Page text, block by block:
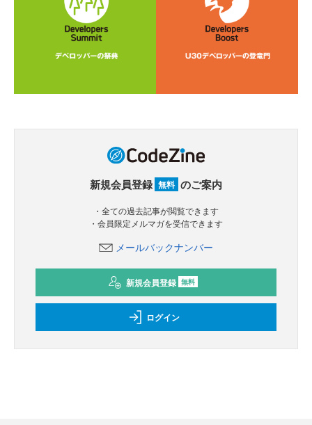
新規会員登録 無料 のご案内
・全ての過去記事が閲覧できます
・会員限定メルマガを受信できます
メールバックナンバー
新規会員登録 無料
ログイン